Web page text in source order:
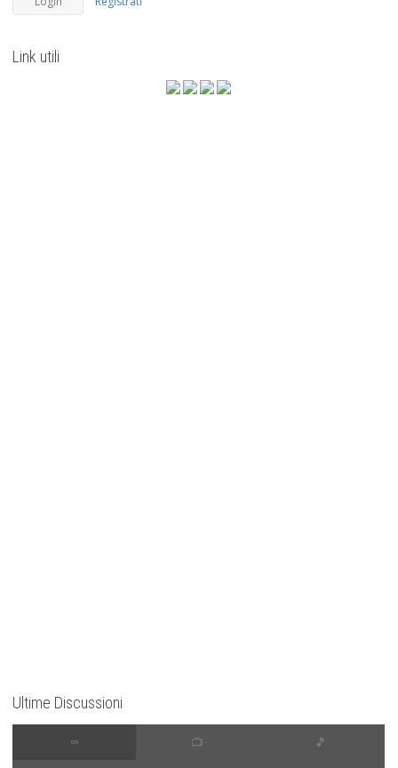
Link utili
Ultime Discussioni
∞ 📺 🎵